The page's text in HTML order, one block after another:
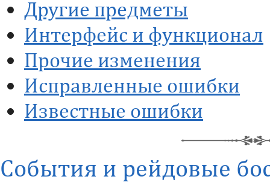
Другие предметы
Интерфейс и функционал
Прочие изменения
Исправленные ошибки
Известные ошибки
События и рейдовые